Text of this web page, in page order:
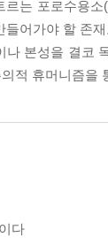
르는 포로수용
들어가야 할 존
나 본성을 결코
적 휴머니즘을
다